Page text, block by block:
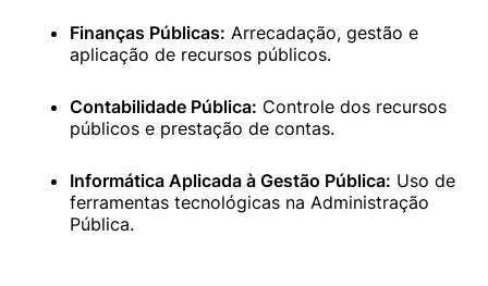
Finanças Públicas: Arrecadação, gestão e
aplicação de recursos públicos.
Contabilidade Pública: Controle dos recursos
públicos e prestação de contas.
Informática Aplicada à Gestão Pública: Uso de
ferramentas tecnológicas na Administração
Pública.